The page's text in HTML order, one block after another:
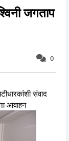
जगताप
0
संवाद
आवाहन